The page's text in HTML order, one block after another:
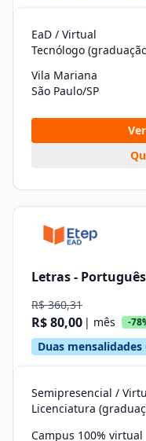
EaD / Virtual
Tecnólogo
Vila Mariana
São Paulo/SP
Letras -
R$ 360,31
R$ 80,00 | mês -
Duas mensalidades
Semipresencial /
Licenciatura
Campus 100% virtual